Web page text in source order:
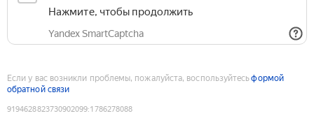
Нажмите, чтобы продолжить
Yandex SmartCaptcha
Если у вас возникли проблемы, пожалуйста, воспользуйтесьформой
обратной связи
9194628823730902099:1786278088